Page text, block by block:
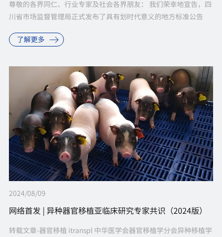
尊敬的各界同仁、行业专家及社会各界朋友： 我们荣幸地宣告，四
川省市场监督管理局正式发布了具有划时代意义的地方标准公告
准——DB51/T ...
了解更多
2024/08/09
网络首发 | 异种器官移植亚临床研究专家共识（2024版）
转载文章-器官移植 itranspl 中华医学会器官移植学分会异种移植学